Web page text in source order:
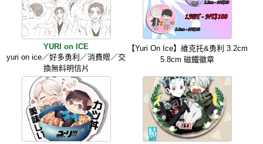
YURI on ICE
yuri on ice／好多勇利／消費贈／交
換無料明信片
【Yuri On Ice】維克托&勇利 3.2cm
5.8cm 磁鐵徽章